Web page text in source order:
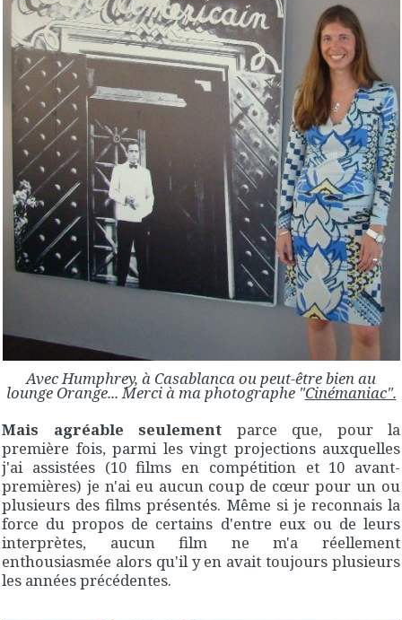
Avec Humphrey, à Casablanca ou peut-être bien au
lounge Orange... Merci à ma photographe "Cinémaniac".
Mais agréable seulement parce que, pour la
première fois, parmi les vingt projections auxquelles
j'ai assistées (10 films en compétition et 10 avant-
premières) je n'ai eu aucun coup de cœur pour un ou
plusieurs des films présentés. Même si je reconnais la
force du propos de certains d'entre eux ou de leurs
interprètes, aucun film ne m'a réellement
enthousiasmée alors qu'il y en avait toujours plusieurs
les années précédentes.